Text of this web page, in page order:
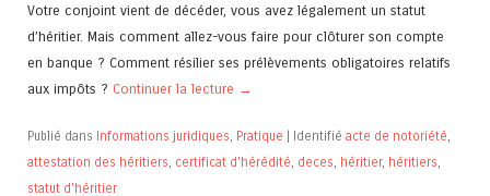
Votre conjoint vient de décéder, vous avez légalement un statut
d’héritier. Mais comment allez-vous faire pour clôturer son compte
en banque ? Comment résilier ses prélèvements obligatoires relatifs
aux impôts ? Continuer la lecture →
Publié dans Informations juridiques, Pratique Identifié acte de notoriété,
attestation des héritiers, certificat d'hérédité, deces, héritier, héritiers,
statut d'héritier